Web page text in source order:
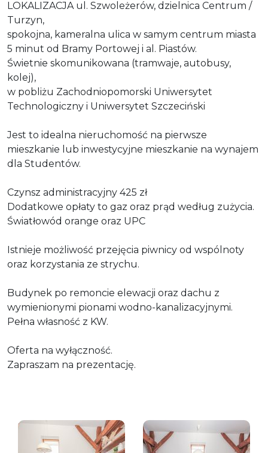
LOKALIZACJA ul. Szwoleżerów, dzielnica Centrum /
Turzyn,
spokojna, kameralna ulica w samym centrum miasta
5 minut od Bramy Portowej i al. Piastów.
Świetnie skomunikowana (tramwaje, autobusy,
kolej),
w pobliżu Zachodniopomorski Uniwersytet
Technologiczny i Uniwersytet Szczeciński
Jest to idealna nieruchomość na pierwsze
mieszkanie lub inwestycyjne mieszkanie na wynajem
dla Studentów.
Czynsz administracyjny 425 zł
Dodatkowe opłaty to gaz oraz prąd według zużycia.
Światłowód orange oraz UPC
Istnieje możliwość przejęcia piwnicy od wspólnoty
oraz korzystania ze strychu.
Budynek po remoncie elewacji oraz dachu z
wymienionymi pionami wodno-kanalizacyjnymi.
Pełna własność z KW.
Oferta na wyłączność.
Zapraszam na prezentację.